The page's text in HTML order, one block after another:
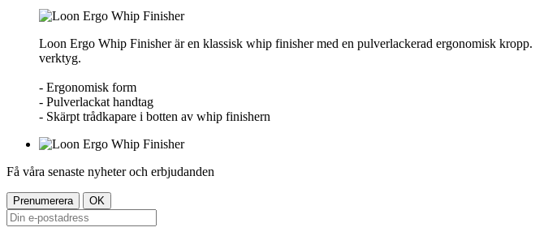
Loon Ergo Whip Finisher är en klassisk whip finisher med en pulverlackerad ergonomisk kropp.
verktyg.
- Ergonomisk form
- Pulverlackat handtag
- Skärpt trådkapare i botten av whip finishern
Få våra senaste nyheter och erbjudanden